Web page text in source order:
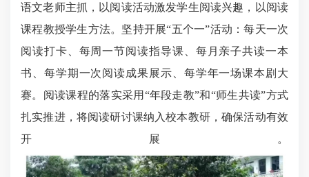
语文老师主抓，以阅读活动激发学生阅读兴趣，以阅读
课程教授学生方法。坚持开展“五个一”活动：每天一次
阅读打卡、每周一节阅读指导课、每月亲子共读一本
书、每学期一次阅读成果展示、每学年一场课本剧大
赛。阅读课程的落实采用“年段走教”和“师生共读”方式
扎实推进，将阅读研讨课纳入校本教研，确保活动有效
开展。